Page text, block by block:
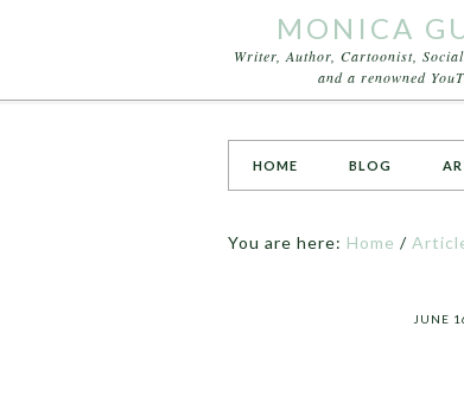
MONICA
Writer, Author, Cartoonist,
and a renowned
HOME BLOG
You are here: Home /
JUNE